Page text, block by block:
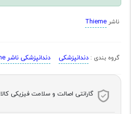
ناشر Thieme
گروه بندی : دندانپزشکی دندانپزشکی ناشر Thieme
گارانتی اصالت و سلامت فیزیکی کالا